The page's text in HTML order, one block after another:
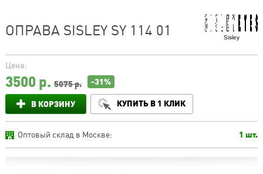
Sisley
ОПРАВА SISLEY SY 114 01
Цена:
3500р. 5075 р. -31%
В КОРЗИНУ КУПИТЬ В 1 КЛИК
Оптовый склад в Москве: 1 шт.